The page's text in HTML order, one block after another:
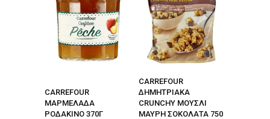
CARREFOUR
ΜΑΡΜΕΛΑΔΑ
ΡΟΔΑΚΙΝΟ 370Γ
CARREFOUR
ΔΗΜΗΤΡΙΑΚΑ
CRUNCHY ΜΟΥΣΛΙ
ΜΑΥΡΗ ΣΟΚΟΛΑΤΑ 750